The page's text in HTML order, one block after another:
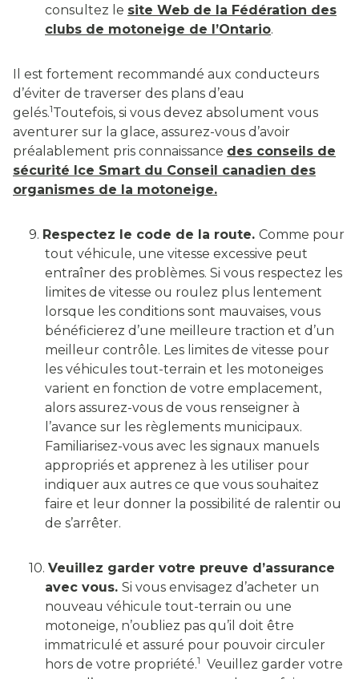
consultez le site Web de la Fédération des
clubs de motoneige de l’Ontario.
Il est fortement recommandé aux conducteurs
d’éviter de traverser des plans d’eau
gelés.1Toutefois, si vous devez absolument vous
aventurer sur la glace, assurez-vous d’avoir
préalablement pris connaissance des conseils de
sécurité Ice Smart du Conseil canadien des
organismes de la motoneige.
9. Respectez le code de la route. Comme pour
tout véhicule, une vitesse excessive peut
entraîner des problèmes. Si vous respectez les
limites de vitesse ou roulez plus lentement
lorsque les conditions sont mauvaises, vous
bénéficierez d’une meilleure traction et d’un
meilleur contrôle. Les limites de vitesse pour
les véhicules tout-terrain et les motoneiges
varient en fonction de votre emplacement,
alors assurez-vous de vous renseigner à
l’avance sur les règlements municipaux.
Familiarisez-vous avec les signaux manuels
appropriés et apprenez à les utiliser pour
indiquer aux autres ce que vous souhaitez
faire et leur donner la possibilité de ralentir ou
de s’arrêter.
10. Veuillez garder votre preuve d’assurance
avec vous. Si vous envisagez d’acheter un
nouveau véhicule tout-terrain ou une
motoneige, n’oubliez pas qu’il doit être
immatriculé et assuré pour pouvoir circuler
hors de votre propriété.1 Veuillez garder votre